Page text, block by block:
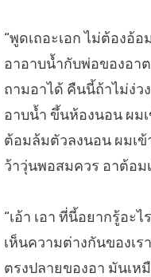
“พูดเถอะเอก ไม่ต้องอ้
อาอาบน้ำกับพ่อของอา
ถามอาได้ คืนนี้ถ้าไม่ง่ว
อาบน้ำ ขึ้นห้องนอน ผม
ต้อมล้มตัวลงนอน ผมเข้
ว้าวุ่นพอสมควร อาต้อม
“เอ้า เอา ที่นี้อยากรู้อะ
เห็นความต่างกันของเ
ตรงปลายของอา มันเห